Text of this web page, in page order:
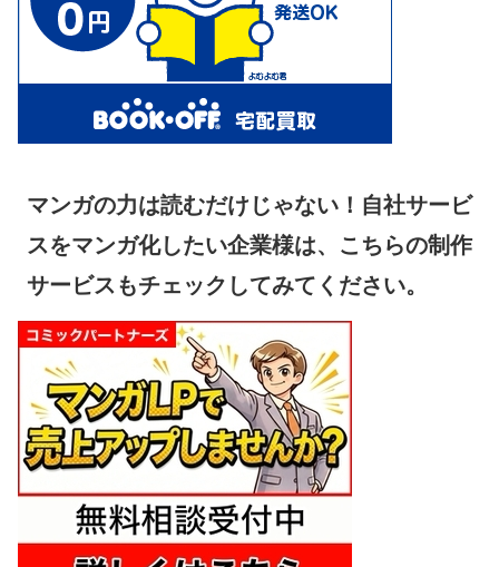
マンガの力は読むだけじゃない！自社サービ
スをマンガ化したい企業様は、こちらの制作
サービスもチェックしてみてください。